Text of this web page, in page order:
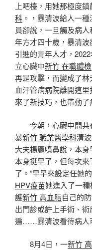
上吧檯，用她那極度
科 。，暴清波給人一
員卻說，一旦觸及病
年方才四十歲，暴清波
引進的青年人才，
立心臟中新竹 在職體檢
再是攻擊，而變成了
血汗管病病院離開這里
來了新技巧，也帶動
今朝，心臟中間共
暴新竹 職業醫學科清
大夫楊麗噴鼻說，本
本身挺早了，但每次
了。”早早來設定任她的
HPV疫苗她進入了一
護新竹 高血脂自己的
出門診或許上手術、
遍……暴清波看待病人
8月4日，一新竹